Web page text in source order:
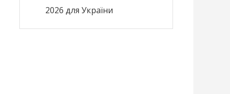
2026 для України